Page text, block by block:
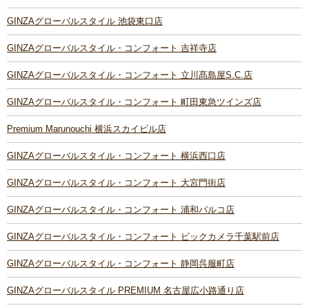
GINZAグローバルスタイル 池袋東口店
GINZAグローバルスタイル・コンフォート 吉祥寺店
GINZAグローバルスタイル・コンフォート 立川髙島屋S.C.店
GINZAグローバルスタイル・コンフォート 町田東急ツインズ店
Premium Marunouchi 横浜スカイビル店
GINZAグローバルスタイル・コンフォート 横浜西口店
GINZAグローバルスタイル・コンフォート 大宮門街店
GINZAグローバルスタイル・コンフォート 浦和パルコ店
GINZAグローバルスタイル・コンフォート ビックカメラ千葉駅前店
GINZAグローバルスタイル・コンフォート 静岡呉服町店
GINZAグローバルスタイル PREMIUM 名古屋広小路通り店